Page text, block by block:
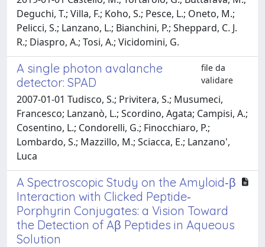
Deguchi, T.; Villa, F.; Koho, S.; Pesce, L.; Oneto, M.;
Pelicci, S.; Lanzano, L.; Bianchini, P.; Sheppard, C. J.
R.; Diaspro, A.; Tosi, A.; Vicidomini, G.
A single photon avalanche
detector: SPAD
file da
validare
2007-01-01 Tudisco, S.; Privitera, S.; Musumeci,
Francesco; Lanzanò, L.; Scordino, Agata; Campisi, A.;
Cosentino, L.; Condorelli, G.; Finocchiaro, P.;
Lombardo, S.; Mazzillo, M.; Sciacca, E.; Lanzano',
Luca
A Spectroscopic Study on the Amyloid‐β
Interaction with Clicked Peptide‐
Porphyrin Conjugates: a Vision Toward
the Detection of Aβ Peptides in Aqueous
Solution